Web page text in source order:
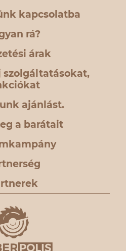
kapcsolatba
rá?
árak
szolgáltatásokat,
ajánlást.
a barátait